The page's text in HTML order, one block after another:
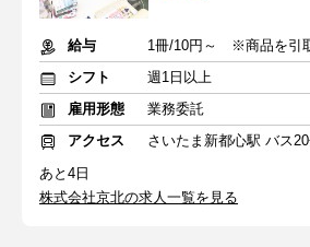
給与
シフト
週1日以上
雇用形態
業務委託
アクセス
さいたま新都心駅 バス
あと4日
株式会社京北の求人一覧を見る